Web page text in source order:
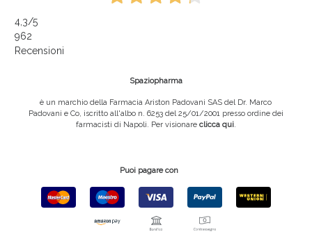
4,3/5
962
Recensioni
Spaziopharma
è un marchio della Farmacia Ariston Padovani SAS del Dr. Marco
Padovani e Co, iscritto all'albo n. 6253 del 25/01/2001 presso ordine dei
farmacisti di Napoli. Per visionare clicca qui.
Puoi pagare con